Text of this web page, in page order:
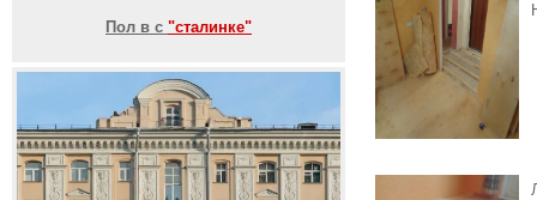
Пол в с "сталинке"